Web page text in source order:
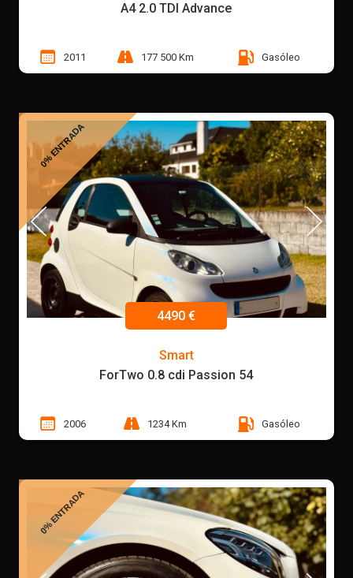
A4 2.0 TDI Advance
2011 177 500 Km Gasóleo
4490 €
Smart
ForTwo 0.8 cdi Passion 54
2006 1234 Km Gasóleo
0% ENTRADA
0% ENTRADA